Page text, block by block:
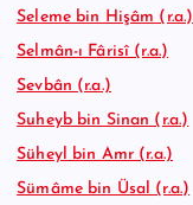
Seleme bin Hişâm (r.a.)
Selmân-ı Fârisî (r.a.)
Sevbân (r.a.)
Suheyb bin Sinan (r.a.)
Süheyl bin Amr (r.a.)
Sümâme bin Üsal (r.a.)